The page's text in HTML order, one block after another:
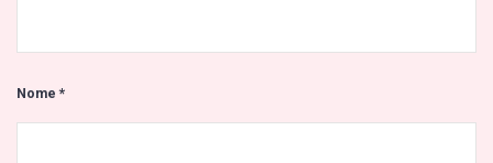
Nome*